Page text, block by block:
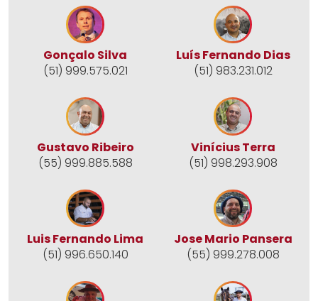
Gonçalo Silva
(51) 999.575.021
Luís Fernando Dias
(51) 983.231.012
Gustavo Ribeiro
(55) 999.885.588
Vinícius Terra
(51) 998.293.908
Luis Fernando Lima
(51) 996.650.140
Jose Mario Pansera
(55) 999.278.008